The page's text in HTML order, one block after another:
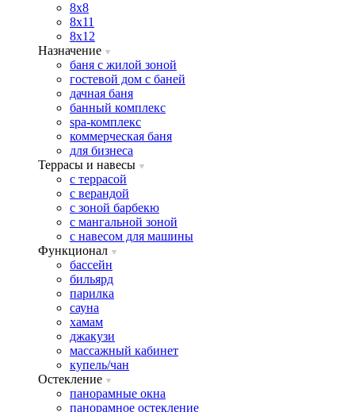
8х8
8х11
8х12
Назначение
баня с жилой зоной
гостевой дом с баней
дачная баня
банный комплекс
spa-комплекс
коммерческая баня
для бизнеса
Террасы и навесы
с террасой
с верандой
с зоной барбекю
с мангальной зоной
с навесом для машины
Функционал
бассейн
бильярд
парилка
сауна
хамам
джакузи
массажный кабинет
купель/чан
Остекление
панорамные окна
панорамное остекление